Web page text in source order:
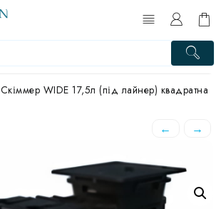
Скіммер WIDE 17,5л (під лайнер) квадратна
← →